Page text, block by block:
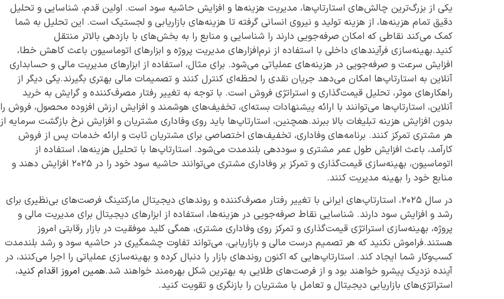
یکی از بزرگ‌ترین چالش‌های استارتاپ‌ها، مدیریت هزینه‌ها و افزایش حاشیه سود است. اولین قدم، شناسایی و تحلیل
دقیق تمام هزینه‌ها، از هزینه تولید و نیروی انسانی گرفته تا هزینه‌های بازاریابی و لجستیک است. این تحلیل به شما
کمک می‌کند نقاطی که امکان صرفه‌جویی دارند را شناسایی و منابع را به بخش‌های با بازدهی بالاتر منتقل
کنید.بهینه‌سازی فرآیندهای داخلی با استفاده از نرم‌افزارهای مدیریت پروژه و ابزارهای اتوماسیون باعث کاهش خطا،
افزایش سرعت و صرفه‌جویی در هزینه‌های عملیاتی می‌شود. برای مثال، استفاده از ابزارهای مدیریت مالی و حسابداری
آنلاین به استارتاپ‌ها امکان می‌دهد جریان نقدی را لحظه‌ای کنترل کنند و تصمیمات مالی بهتری بگیرند.یکی دیگر از
راهکارهای موثر، تحلیل قیمت‌گذاری و استراتژی فروش است. با توجه به تغییر رفتار مصرف‌کننده و گرایش به خرید
آنلاین، استارتاپ‌ها می‌توانند با ارائه پیشنهادات بسته‌ای، تخفیف‌های هوشمند و افزایش ارزش افزوده محصول، فروش را
بدون افزایش هزینه تبلیغات بالا ببرند.همچنین، استارتاپ‌ها باید روی وفاداری مشتریان و افزایش نرخ بازگشت سرمایه از
هر مشتری تمرکز کنند. برنامه‌های وفاداری، تخفیف‌های اختصاصی برای مشتریان ثابت و ارائه خدمات پس از فروش
کارآمد، باعث افزایش طول عمر مشتری و سوددهی بلندمدت می‌شود. استارتاپ‌ها با تحلیل هزینه‌ها، استفاده از
اتوماسیون، بهینه‌سازی قیمت‌گذاری و تمرکز بر وفاداری مشتری می‌توانند حاشیه سود خود را در ۲۰۲۵ افزایش دهند و
منابع خود را بهینه مدیریت کنند.
در سال ۲۰۲۵، استارتاپ‌های ایرانی با تغییر رفتار مصرف‌کننده و روندهای دیجیتال مارکتینگ فرصت‌های بی‌نظیری برای
رشد و افزایش سود دارند. شناسایی نقاط صرفه‌جویی در هزینه‌ها، استفاده از ابزارهای دیجیتال برای مدیریت مالی و
پروژه، بهینه‌سازی استراتژی قیمت‌گذاری و تمرکز روی وفاداری مشتری، همگی کلید موفقیت در بازار رقابتی امروز
هستند.فراموش نکنید که هر تصمیم درست مالی و بازاریابی، می‌تواند تفاوت چشمگیری در حاشیه سود و رشد بلندمدت
کسب‌وکار شما ایجاد کند. استارتاپ‌هایی که اکنون روندهای بازار را دنبال کرده و بهینه‌سازی عملیاتی را اجرا می‌کنند، در
آینده نزدیک پیشرو خواهند بود و از فرصت‌های طلایی به بهترین شکل بهره‌مند خواهند شد.همین امروز اقدام کنید،
استراتژی‌های بازاریابی دیجیتال و تعامل با مشتریان را بازنگری و تقویت کنید.